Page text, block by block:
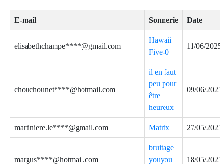
E-mail Sonnerie Date
elisabethchampe****@gmail.com
Hawaii
Five-0
11/06/
chouchounet****@hotmail.com
il en faut
peu pour
être
heureux
09/06/
martiniere.le****@gmail.com Matrix 27/05/
margus****@hotmail.com
bruitage
youyou
18/05/